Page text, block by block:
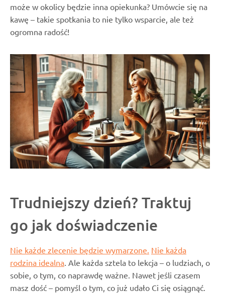
może w okolicy będzie inna opiekunka? Umówcie się na
kawę – takie spotkania to nie tylko wsparcie, ale też
ogromna radość!
Trudniejszy dzień? Traktuj
go jak doświadczenie
Nie każde zlecenie będzie wymarzone. Nie każda
rodzina idealna . Ale każda sztela to lekcja – o ludziach, o
sobie, o tym, co naprawdę ważne. Nawet jeśli czasem
masz dość – pomyśl o tym, co już udało Ci się osiągnąć.